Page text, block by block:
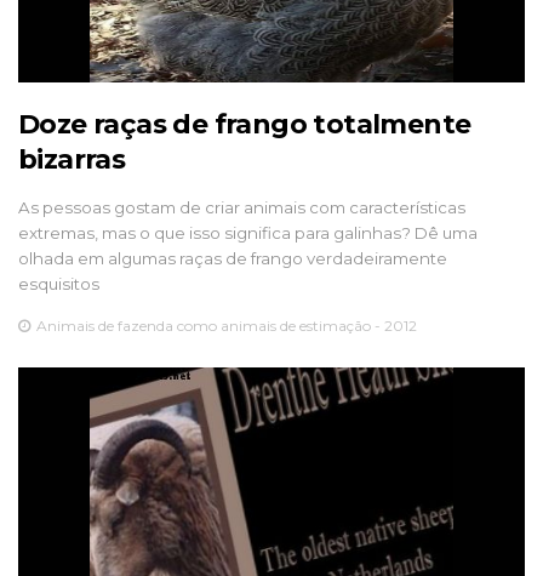
Doze raças de frango totalmente
bizarras
As pessoas gostam de criar animais com características
extremas, mas o que isso significa para galinhas? Dê uma
olhada em algumas raças de frango verdadeiramente
esquisitos
Animais de fazenda como animais de estimação - 2012